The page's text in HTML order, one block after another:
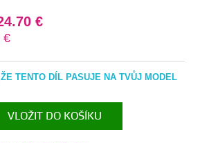
€
€
TENTO DÍL PASUJE NA TVŮJ MODEL
VLOŽIT DO KOŠÍKU